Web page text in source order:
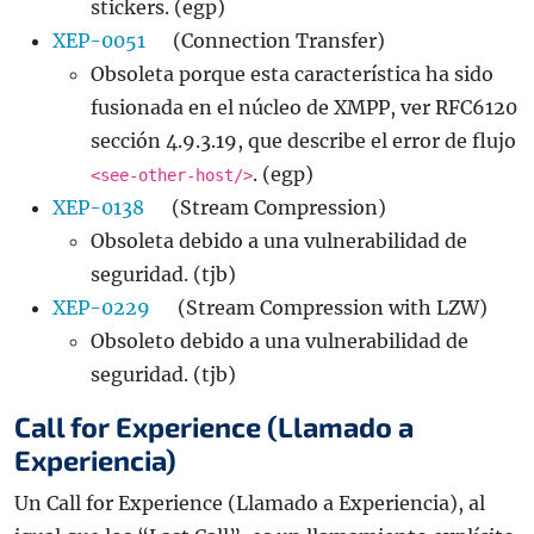
stickers. (egp)
XEP-0051
(Connection Transfer)
Obsoleta porque esta característica ha sido
fusionada en el núcleo de XMPP, ver RFC6120
sección 4.9.3.19, que describe el error de flujo
<see-other-host/>. (egp)
XEP-0138
(Stream Compression)
Obsoleta debido a una vulnerabilidad de
seguridad. (tjb)
XEP-0229
(Stream Compression with LZW)
Obsoleto debido a una vulnerabilidad de
seguridad. (tjb)
Call for Experience (Llamado a
Experiencia)
Un Call for Experience (Llamado a Experiencia), al